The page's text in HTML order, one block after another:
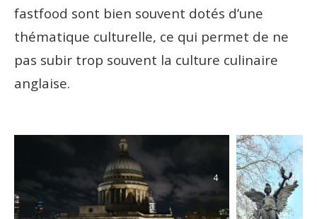
fastfood sont bien souvent dotés d’une
thématique culturelle, ce qui permet de ne
pas subir trop souvent la culture culinaire
anglaise.
4 44